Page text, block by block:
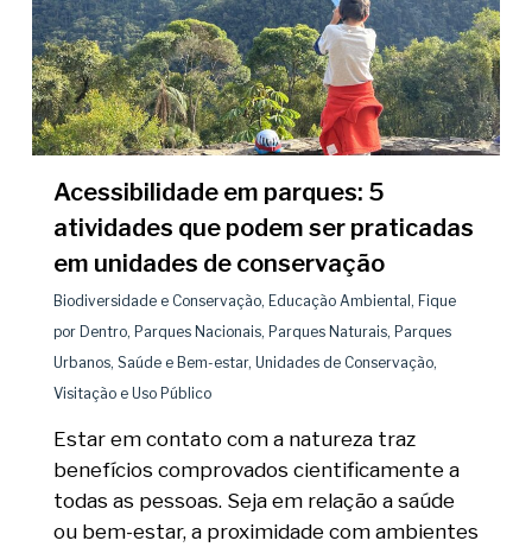
Acessibilidade em parques: 5
atividades que podem ser praticadas
em unidades de conservação
Biodiversidade e Conservação, Educação Ambiental , Fique
por Dentro, Parques Nacionais, Parques Naturais, Parques
Urbanos, Saúde e Bem-estar, Unidades de Conservação,
Visitação e Uso Público
Estar em contato com a natureza traz
benefícios comprovados cientificamente a
todas as pessoas. Seja em relação a saúde
ou bem-estar, a proximidade com ambientes